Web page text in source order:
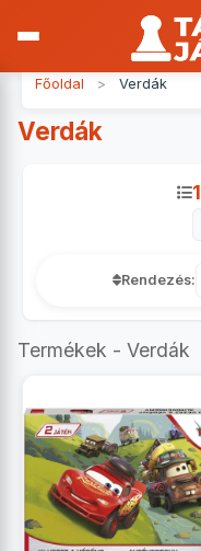
Főoldal > Verdák
Verdák
1
Rendezés:
Termékek - Verdák